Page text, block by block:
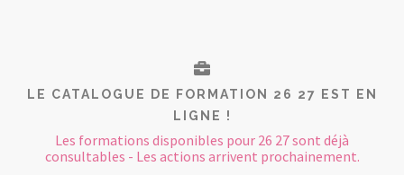
LE CATALOGUE DE FORMATION 26 27 EST EN
LIGNE !
Les formations disponibles pour 26 27 sont déjà
consultables - Les actions arrivent prochainement.